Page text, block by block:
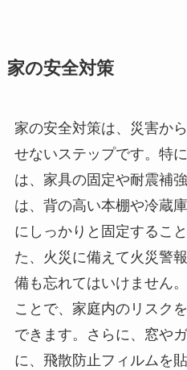
家の安全対策
家の安全対策は、災害か
せないステップです。特
は、家具の固定や耐震補
は、背の高い本棚や冷蔵
にしっかりと固定するこ
た、火災に備えて火災警
備も忘れてはいけません
ことで、家庭内のリスク
できます。さらに、窓や
に、飛散防止フィルムを